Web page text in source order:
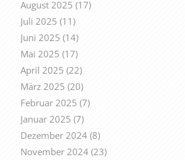
August 2025 (17)
Juli 2025 (11)
Juni 2025 (14)
Mai 2025 (17)
April 2025 (22)
März 2025 (20)
Februar 2025 (7)
Januar 2025 (7)
Dezember 2024(8)
November 2024(23)